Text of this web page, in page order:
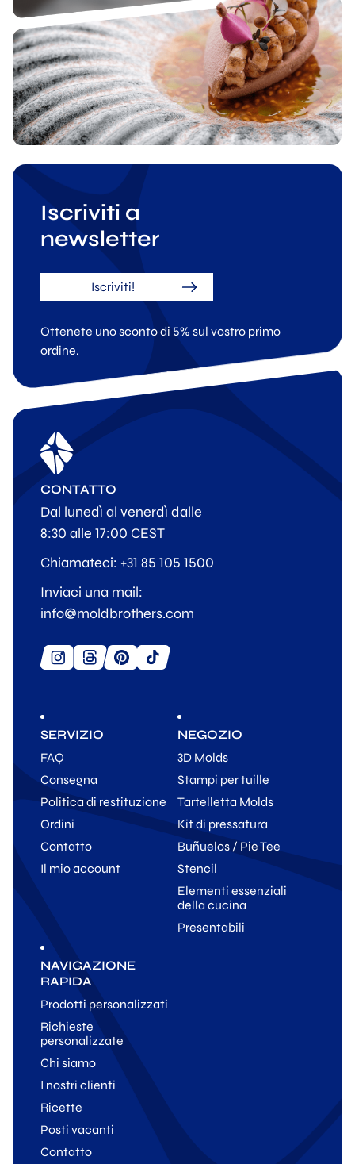
Iscriviti a
newsletter
Iscriviti!
Ottenete uno sconto di 5% sul vostro primo
ordine.
SERVIZIO
FAQ
Consegna
Politica di restituzione
Ordini
Contatto
Il mio account
NEGOZIO
3D Molds
Stampi per tuille
Tartelletta Molds
Kit di pressatura
Buñuelos / Pie Tee
Stencil
Elementi essenziali
della cucina
Presentabili
NAVIGAZIONE
RAPIDA
Prodotti personalizzati
Richieste
personalizzate
Chi siamo
I nostri clienti
Ricette
Posti vacanti
Contatto
CONTATTO
Dal lunedì al venerdì dalle
8:30 alle 17:00 CEST
Chiamateci: +31 85 105 1500
Inviaci una mail:
info@moldbrothers.com